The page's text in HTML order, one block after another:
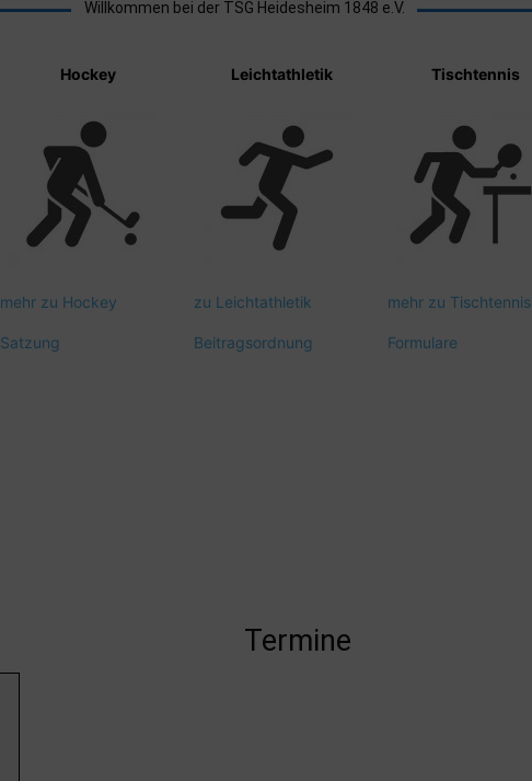
Willkommen bei der TSG Heidesheim 1848 e.V.
Hockey Leichtathletik Tischtennis
mehr zu Hockey zu Leichtathletik mehr zu Tischtennis
Satzung Beitragsordnung Formulare
Termine